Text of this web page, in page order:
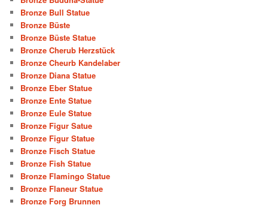
Bronze Bull Statue
Bronze Büste
Bronze Büste Statue
Bronze Cherub Herzstück
Bronze Cheurb Kandelaber
Bronze Diana Statue
Bronze Eber Statue
Bronze Ente Statue
Bronze Eule Statue
Bronze Figur Satue
Bronze Figur Statue
Bronze Fisch Statue
Bronze Fish Statue
Bronze Flamingo Statue
Bronze Flaneur Statue
Bronze Forg Brunnen